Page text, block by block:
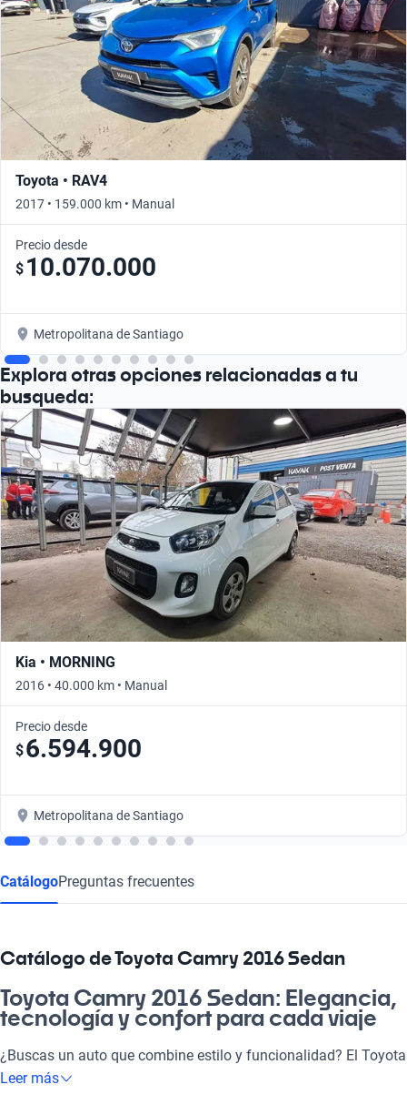
Toyota • RAV4
2017 • 159.000 km • Manual
Precio desde
$ 10.070.000
Metropolitana de Santiago
Explora otras opciones relacionadas a tu
busqueda:
Kia • MORNING
2016 • 40.000 km • Manual
Precio desde
$6.594.900
Metropolitana de Santiago
CatálogoPreguntas frecuentes
Catálogo de Toyota Camry 2016 Sedan
Toyota Camry 2016 Sedan: Elegancia,
tecnología y confort para cada viaje
¿Buscas un auto que combine estilo y funcionalidad? El Toyota
Camry 2016 Sedan es la opción perfecta para quienes desean
Leer más